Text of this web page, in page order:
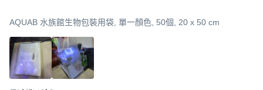
AQUAB 水族館生物包裝用袋, 單一顏色, 50個, 20 x 50 cm